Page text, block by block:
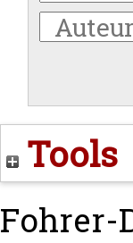
Tools
Fohrer-